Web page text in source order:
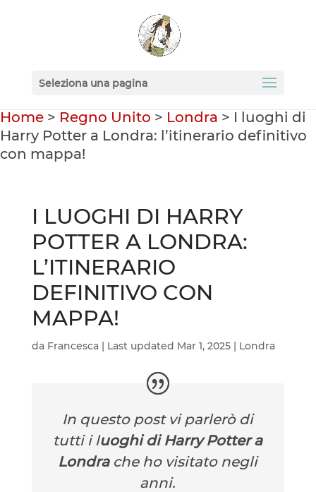
Seleziona una pagina
Home > Regno Unito > Londra > I luoghi di
Harry Potter a Londra: l’itinerario definitivo
con mappa!
I LUOGHI DI HARRY
POTTER A LONDRA:
L’ITINERARIO
DEFINITIVO CON
MAPPA!
da Francesca| Last updated Mar 1, 2025| Londra
In questo post vi parlerò di
tutti i luoghi di Harry Potter a
Londrache ho visitato negli
anni.